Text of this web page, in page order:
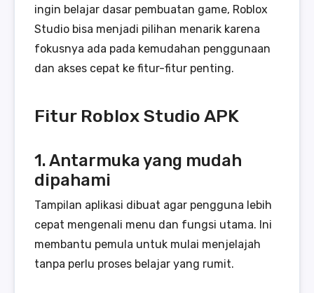
ingin belajar dasar pembuatan game, Roblox
Studio bisa menjadi pilihan menarik karena
fokusnya ada pada kemudahan penggunaan
dan akses cepat ke fitur-fitur penting.
Fitur Roblox Studio APK
1. Antarmuka yang mudah
dipahami
Tampilan aplikasi dibuat agar pengguna lebih
cepat mengenali menu dan fungsi utama. Ini
membantu pemula untuk mulai menjelajah
tanpa perlu proses belajar yang rumit.